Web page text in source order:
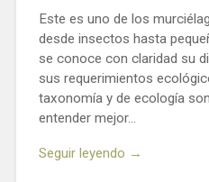
Este es uno de los
desde insectos hasta
se conoce con claridad su
sus requerimientos
taxonomía y de ecología
entender mejor…
Seguir leyendo →